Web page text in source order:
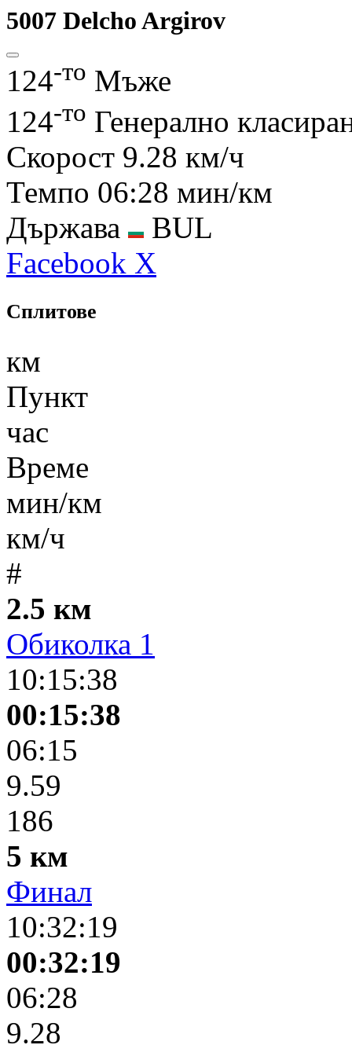
5007 Delcho Argirov
124-то Мъже
124-то Генерално
Скорост 9.28 км/ч
Темпо 06:28 мин/км
Държава
BUL
Facebook X
Сплитове
км
Пункт
час
Време
мин/км
км/ч
#
2.5 км
Обиколка 1
10:15:38
00:15:38
06:15
9.59
186
5 км
Финал
10:32:19
00:32:19
06:28
9.28